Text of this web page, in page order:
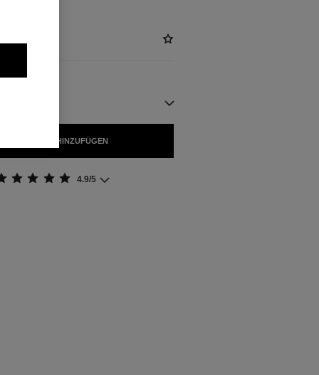
WARENKORB HINZUFÜGEN
4.9/5